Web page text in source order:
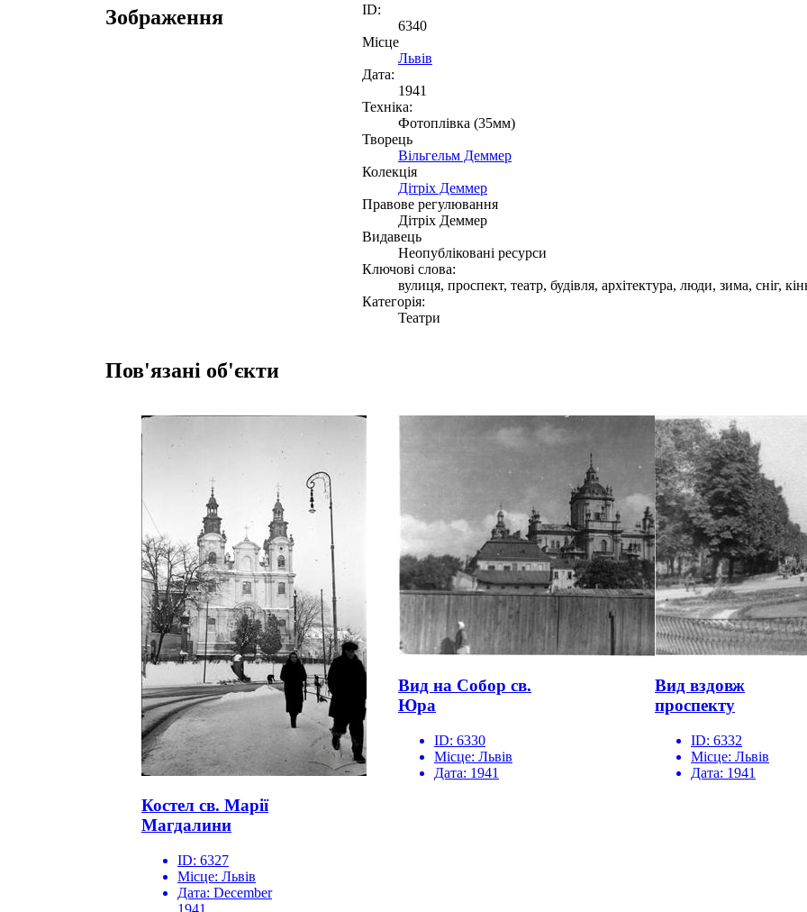
Зображення
ID:
6340
Місце
Львів
Дата:
1941
Техніка:
Фотоплівка (35мм)
Творець
Вільгельм Деммер
Колекція
Дітріх Деммер
Правове регулювання
Дітріх Деммер
Видавець
Неопубліковані ресурси
Ключові слова:
вулиця, проспект, театр, будівля, архітектура, люди, зима, сніг,
Категорія:
Театри
Пов'язані об'єкти
Костел св. Марії
Магдалини
ID: 6327
Місце: Львів
Дата: December
1941
Вид на Собор св.
Юра
ID: 6330
Місце: Львів
Дата: 1941
Вид вздовж
проспекту
ID: 6332
Місце: Львів
Дата: 1941